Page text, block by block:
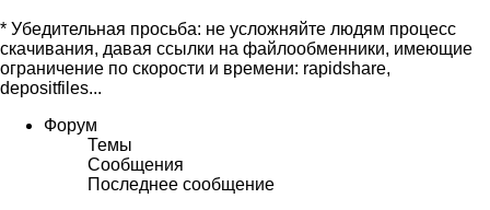
* Убедительная просьба: не усложняйте людям процесс
скачивания, давая ссылки на файлообменники, имеющие
ограничение по скорости и времени: rapidshare,
depositfiles...
Форум
Темы
Сообщения
Последнее сообщение